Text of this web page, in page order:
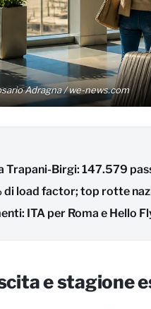
Adragna / we-news.com
Trapani-Birgi: 147.579
di load factor; top rotte
ITA per Roma e Hello
e stagione